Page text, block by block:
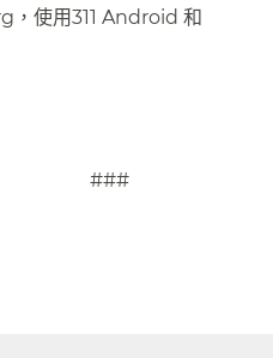
，使用311 Android 和